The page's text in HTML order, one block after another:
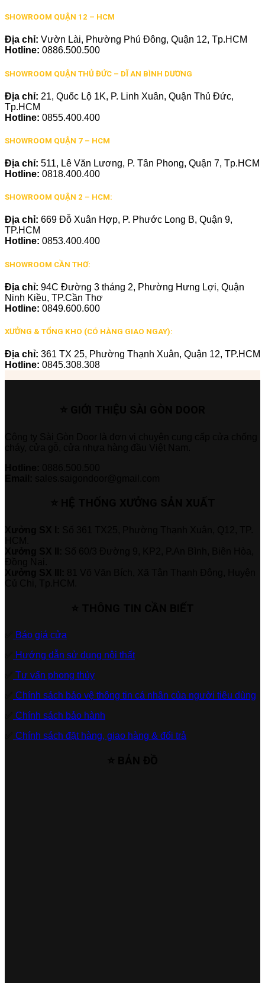
SHOWROOM QUẬN 12 – HCM
Địa chỉ: Vườn Lài, Phường Phú Đông, Quận 12, Tp.HCM
Hotline: 0886.500.500
SHOWROOM QUẬN THỦ ĐỨC – DĨ AN BÌNH DƯƠNG
Địa chỉ: 21, Quốc Lộ 1K, P. Linh Xuân, Quận Thủ Đức,
Tp.HCM
Hotline: 0855.400.400
SHOWROOM QUẬN 7 – HCM
Địa chỉ: 511, Lê Văn Lương, P. Tân Phong, Quận 7, Tp.HCM
Hotline: 0818.400.400
SHOWROOM QUẬN 2 – HCM:
Địa chỉ: 669 Đỗ Xuân Hợp, P. Phước Long B, Quận 9,
TP.HCM
Hotline: 0853.400.400
SHOWROOM CẦN THƠ:
Địa chỉ: 94C Đường 3 tháng 2, Phường Hưng Lợi, Quận
Ninh Kiều, TP.Cần Thơ
Hotline: 0849.600.600
XƯỞNG & TỔNG KHO (CÓ HÀNG GIAO NGAY):
Địa chỉ: 361 TX 25, Phường Thạnh Xuân, Quận 12, TP.HCM
Hotline: 0845.308.308
Báo giá cửa
Hướng dẫn sử dụng nội thất
Tư vấn phong thủy
Chính sách bảo vệ thông tin cá nhân của người tiêu dùng
Chính sách bảo hành
Chính sách đặt hàng, giao hàng & đổi trả